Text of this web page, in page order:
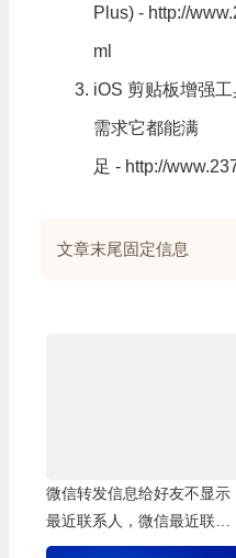
Plus)- http://
ml
iOS 剪贴板增强
需求它都能满
足 - http://
文章末尾固定信息
微信转发信息给好友不显示
最近联系人，微信最近联系
人空白